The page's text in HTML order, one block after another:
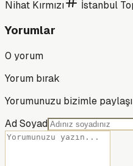
Nihat Kırmızı
İstanbul
Yorumlar
0 yorum
Yorum bırak
Yorumunuzu bizimle
Ad Soyad